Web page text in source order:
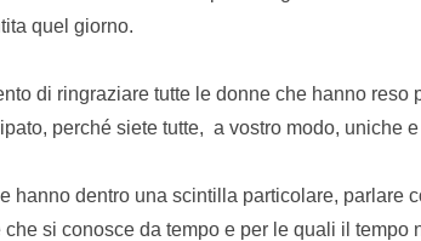
quel giorno.
di ringraziare tutte le donne che hanno reso
perché siete tutte, a vostro modo, uniche
hanno dentro una scintilla particolare, parlare
si conosce da tempo e per le quali il tempo